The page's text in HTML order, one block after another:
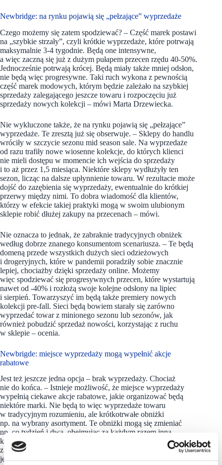
Newbridge: na rynku pojawią się „pełzające” wyprzedaże
Czego możemy się zatem spodziewać? – Część marek postawi
na „szybkie strzały”, czyli krótkie wyprzedaże, które potrwają
maksymalnie 3-4 tygodnie. Będą one intensywne,
a więc zaczną się już z dużym pułapem przecen rzędu 40-50%.
Jednocześnie potrwają krócej. Będą miały także mniej odsłon,
nie będą więc progresywne. Taki ruch wykona z pewnością
część marek modowych, którym będzie zależało na szybkiej
sprzedaży zalegającego jeszcze towaru i rozpoczęciu już
sprzedaży nowych kolekcji – mówi Marta Drzewiecka.
Nie wykluczone także, że na rynku pojawią się „pełzające”
wyprzedaże. Te zresztą już się obserwuje. – Sklepy do handlu
wróciły w szczycie sezonu mid season sale. Na wyprzedaże
od razu trafiły nowe wiosenne kolekcje, do których klienci
nie mieli dostępu w momencie ich wejścia do sprzedaży
i to aż przez 1,5 miesiąca. Niektóre sklepy wydłużyły ten
sezon, licząc na dalsze upłynnienie towaru. W rezultacie może
dojść do zazębienia się wyprzedaży, ewentualnie do krótkiej
przerwy między nimi. To dobra wiadomość dla klientów,
którzy w efekcie takiej praktyki mogą w swoim ulubionym
sklepie robić dłużej zakupy na przecenach – mówi.
Nie oznacza to jednak, że zabraknie tradycyjnych obniżek
według dobrze znanego konsumentom scenariusza. – Te będą
domeną przede wszystkich dużych sieci odzieżowych
i drogeryjnych, które w pandemii poradziły sobie znacznie
lepiej, chociażby dzięki sprzedaży online. Możemy
więc spodziewać się progresywnych przecen, które wystartują
nawet od -40% i rozłożą swoje kolejne odsłony na lipiec
i sierpień. Towarzyszyć im będą także premiery nowych
kolekcji pre-fall. Sieci będą bowiem starały się zarówno
wyprzedać towar z minionego sezonu lub sezonów, jak
również pobudzić sprzedaż nowości, korzystając z ruchu
w sklepie – ocenia.
Newbrigde: miejsce wyprzedaży mogą wypełnić akcje
rabatowe
Jest też jeszcze jedna opcja – brak wyprzedaży. Chociaż
nie do końca. – Istnieje możliwość, że miejsce wyprzedaży
wypełnią ciekawe akcje rabatowe, jakie organizować będą
niektóre marki. Nie będą to więc wyprzedaże towaru
w tradycyjnym rozumieniu, ale krótkotrwałe obniżki
np. na wybrany asortyment. Te obniżki mogą się zmieniać
np. co tydzień i dwa, obejmując za każdym razem inną
kategorię produktów. Taki model zapewne przyjmą sklepy
z meblami, ale nie wykluczone, że rynek zaskoczy i zobaczymy
je także w innym segmencie – dodaje przedstawicielka